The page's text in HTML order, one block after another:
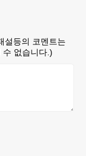
설등의 코멘트는
수 없습니다.)